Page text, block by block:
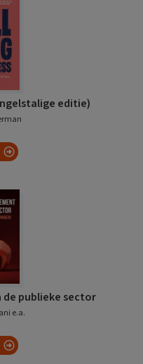
editie)
publieke sector
e.a.